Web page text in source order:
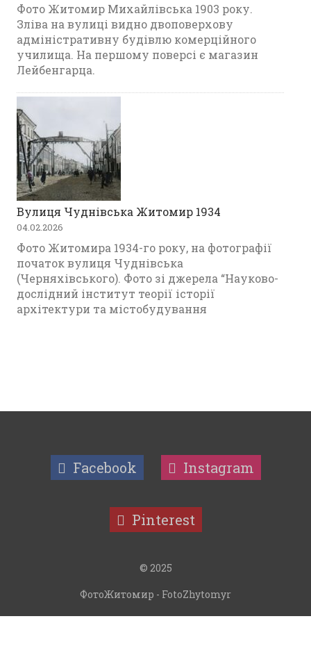
Фото Житомир Михайлівська 1903 року.
Зліва на вулиці видно двоповерхову
адміністративну будівлю комерційного
училища. На першому поверсі є магазин
Лейбенгарца.
Вулиця Чуднівська Житомир 1934
04.02.2026
Фото Житомира 1934-го року, на фотографії
початок вулиця Чуднівська
(Черняхівського). Фото зі джерела “Науково-
дослідний інститут теорії історії
архітектури та містобудування
Facebook Instagram
Pinterest
© 2025
ФотоЖитомир - FotoZhytomyr